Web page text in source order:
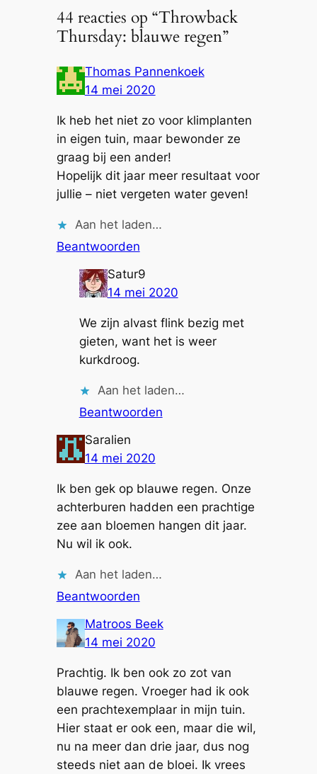
44 reacties op “Throwback
Thursday: blauwe regen”
Thomas Pannenkoek
14 mei 2020
Ik heb het niet zo voor klimplanten
in eigen tuin, maar bewonder ze
graag bij een ander!
Hopelijk dit jaar meer resultaat voor
jullie – niet vergeten water geven!
Aan het laden…
Beantwoorden
Satur9
14 mei 2020
We zijn alvast flink bezig met
gieten, want het is weer
kurkdroog.
Aan het laden…
Beantwoorden
Saralien
14 mei 2020
Ik ben gek op blauwe regen. Onze
achterburen hadden een prachtige
zee aan bloemen hangen dit jaar.
Nu wil ik ook.
Aan het laden…
Beantwoorden
Matroos Beek
14 mei 2020
Prachtig. Ik ben ook zo zot van
blauwe regen. Vroeger had ik ook
een prachtexemplaar in mijn tuin.
Hier staat er ook een, maar die wil,
nu na meer dan drie jaar, dus nog
steeds niet aan de bloei. Ik vrees